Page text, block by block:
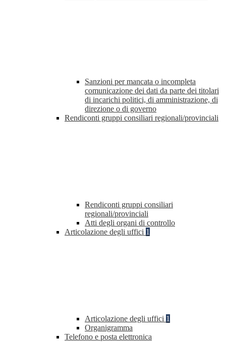
Sanzioni per mancata o incompleta
comunicazione dei dati da parte dei titolari
di incarichi politici, di amministrazione, di
direzione o di governo
Rendiconti gruppi consiliari regionali/provinciali
Rendiconti gruppi consiliari
regionali/provinciali
Atti degli organi di controllo
Articolazione degli uffici 1
Articolazione degli uffici 1
Organigramma
Telefono e posta elettronica